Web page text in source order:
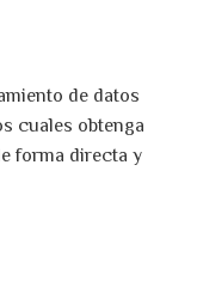
de datos
cuales obtenga
forma directa y